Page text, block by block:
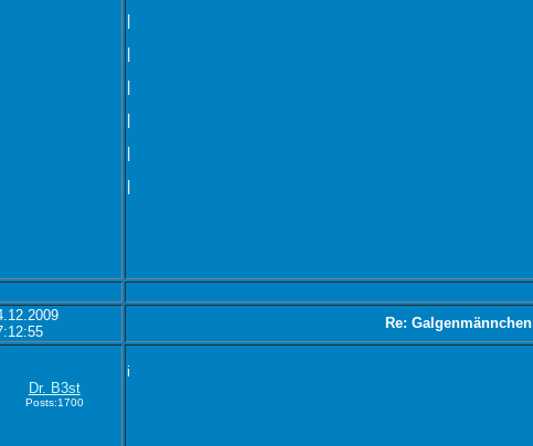
Re: Galgenmännchen
Dr. B3st
Posts:1700
i